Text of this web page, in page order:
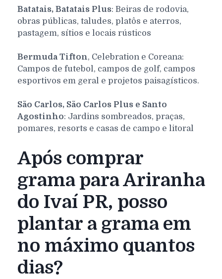
Batatais, Batatais Plus: Beiras de rodovia,
obras públicas, taludes, platôs e aterros,
pastagem, sítios e locais rústicos
Bermuda Tifton, Celebration e Coreana:
Campos de futebol, campos de golf, campos
esportivos em geral e projetos paisagísticos.
São Carlos, São Carlos Plus e Santo
Agostinho: Jardins sombreados, praças,
pomares, resorts e casas de campo e litoral
Após comprar
grama para Ariranha
do Ivaí PR, posso
plantar a grama em
no máximo quantos
dias?